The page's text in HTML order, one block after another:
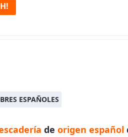
ESPAÑOLES
de origen español